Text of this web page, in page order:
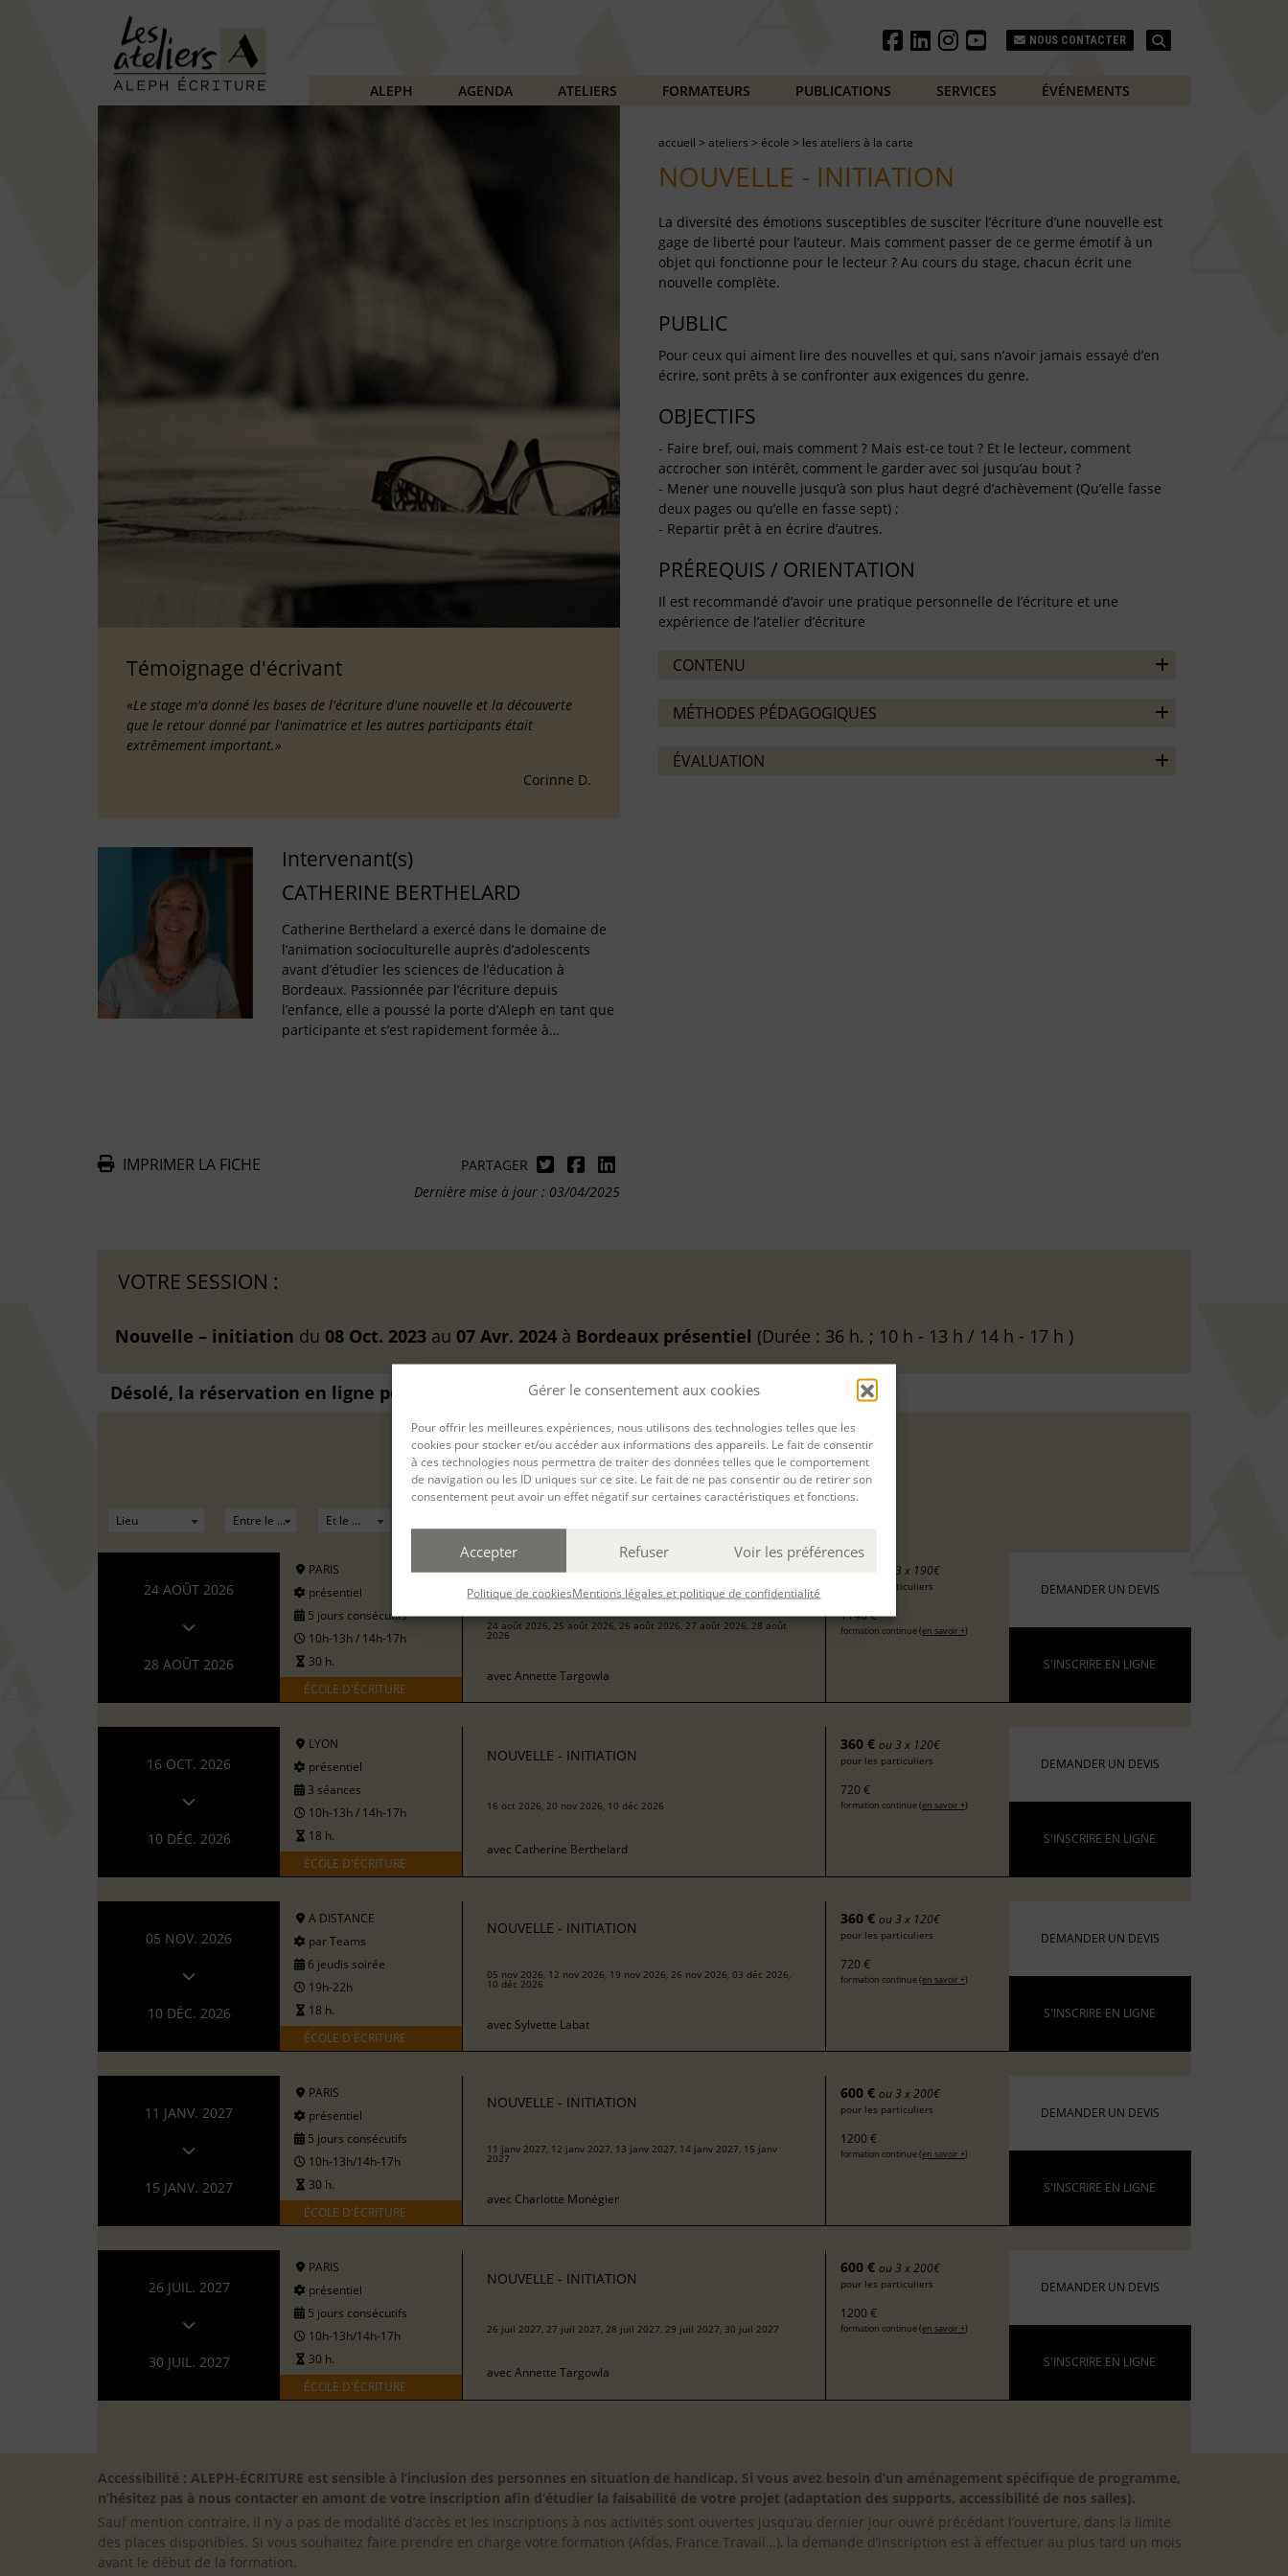
Gérer le consentement aux cookies
Pour offrir les meilleures expériences, nous utilisons des technologies telles que les
cookies pour stocker et/ou accéder aux informations des appareils. Le fait de consentir
à ces technologies nous permettra de traiter des données telles que le comportement
de navigation ou les ID uniques sur ce site. Le fait de ne pas consentir ou de retirer son
consentement peut avoir un effet négatif sur certaines caractéristiques et fonctions.
Accepter Refuser Voir les préférences
Politique de cookiesMentions légales et politique de confidentialité
NOUS CONTACTER
ALEPH AGENDA ATELIERS FORMATEURS PUBLICATIONS SERVICES ÉVÉNEMENTS
Témoignage d'écrivant
«Le stage m'a donné les bases de l'écriture d'une nouvelle et la découverte
que le retour donné par l'animatrice et les autres participants était
extrêmement important.»
Corinne D.
Intervenant(s)
CATHERINE BERTHELARD
Catherine Berthelard a exercé dans le domaine de
l’animation socioculturelle auprès d’adolescents
avant d’étudier les sciences de l’éducation à
Bordeaux. Passionnée par l’écriture depuis
l’enfance, elle a poussé la porte d’Aleph en tant que
participante et s’est rapidement formée à…
IMPRIMER LA FICHE
PARTAGER
Dernière mise à jour : 03/04/2025
accueil > ateliers > école > les ateliers à la carte
NOUVELLE - INITIATION
La diversité des émotions susceptibles de susciter l’écriture d’une nouvelle est
gage de liberté pour l’auteur. Mais comment passer de ce germe émotif à un
objet qui fonctionne pour le lecteur ? Au cours du stage, chacun écrit une
nouvelle complète.
PUBLIC
Pour ceux qui aiment lire des nouvelles et qui, sans n’avoir jamais essayé d’en
écrire, sont prêts à se confronter aux exigences du genre.
OBJECTIFS
- Faire bref, oui, mais comment ? Mais est-ce tout ? Et le lecteur, comment
accrocher son intérêt, comment le garder avec soi jusqu’au bout ?
- Mener une nouvelle jusqu’à son plus haut degré d’achèvement (Qu’elle fasse
deux pages ou qu’elle en fasse sept) ;
- Repartir prêt à en écrire d’autres.
PRÉREQUIS / ORIENTATION
Il est recommandé d’avoir une pratique personnelle de l’écriture et une
expérience de l’atelier d’écriture
CONTENU
MÉTHODES PÉDAGOGIQUES
ÉVALUATION
VOTRE SESSION :
Nouvelle – initiation du 08 Oct. 2023 au 07 Avr. 2024 à Bordeaux présentiel (Durée : 36 h. ; 10 h - 13 h / 14 h - 17 h )
Désolé, la réservation en ligne pour cette session de formation est terminée.
24 AOÛT 2026
28 AOÛT 2026
PARIS
présentiel
5 jours consécutifs
10h-13h / 14h-17h
30 h.
ÉCOLE D'ÉCRITURE
NOUVELLE - INITIATION
24 août 2026, 25 août 2026, 26 août 2026, 27 août 2026, 28 août
2026
avec Annette Targowla
ou 3 x 190€
pour les particuliers
1140 €
formation continue (en savoir +)
DEMANDER UN DEVIS
S'INSCRIRE EN LIGNE
16 OCT. 2026
10 DÉC. 2026
LYON
présentiel
3 séances
10h-13h / 14h-17h
18 h.
ÉCOLE D'ÉCRITURE
NOUVELLE - INITIATION
16 oct 2026, 20 nov 2026, 10 déc 2026
avec Catherine Berthelard
360 € ou 3 x 120€
pour les particuliers
720 €
formation continue (en savoir +)
DEMANDER UN DEVIS
S'INSCRIRE EN LIGNE
05 NOV. 2026
10 DÉC. 2026
A DISTANCE
par Teams
6 jeudis soirée
19h-22h
18 h.
ÉCOLE D'ÉCRITURE
NOUVELLE - INITIATION
05 nov 2026, 12 nov 2026, 19 nov 2026, 26 nov 2026, 03 déc 2026,
10 déc 2026
avec Sylvette Labat
360 € ou 3 x 120€
pour les particuliers
720 €
formation continue (en savoir +)
DEMANDER UN DEVIS
S'INSCRIRE EN LIGNE
11 JANV. 2027
15 JANV. 2027
PARIS
présentiel
5 jours consécutifs
10h-13h/14h-17h
30 h.
ÉCOLE D'ÉCRITURE
NOUVELLE - INITIATION
11 janv 2027, 12 janv 2027, 13 janv 2027, 14 janv 2027, 15 janv
2027
avec Charlotte Monégier
600 € ou 3 x 200€
pour les particuliers
1200 €
formation continue (en savoir +)
DEMANDER UN DEVIS
S'INSCRIRE EN LIGNE
26 JUIL. 2027
30 JUIL. 2027
PARIS
présentiel
5 jours consécutifs
10h-13h/14h-17h
30 h.
ÉCOLE D'ÉCRITURE
NOUVELLE - INITIATION
26 juil 2027, 27 juil 2027, 28 juil 2027, 29 juil 2027, 30 juil 2027
avec Annette Targowla
600 € ou 3 x 200€
pour les particuliers
1200 €
formation continue (en savoir +)
DEMANDER UN DEVIS
S'INSCRIRE EN LIGNE
Accessibilité : ALEPH-ÉCRITURE est sensible à l’inclusion des personnes en situation de handicap. Si vous avez besoin d’un aménagement spécifique de programme,
n’hésitez pas à nous contacter en amont de votre inscription afin d’étudier la faisabilité de votre projet (adaptation des supports, accessibilité de nos salles).
Sauf mention contraire, il n’y a pas de modalité d’accès et les inscriptions à nos activités sont ouvertes jusqu’au dernier jour ouvré précédant l’ouverture, dans la limite
des places disponibles. Si vous souhaitez faire prendre en charge votre formation (Afdas, France Travail…), la demande d’inscription est à effectuer au plus tard un mois
avant le début de la formation.